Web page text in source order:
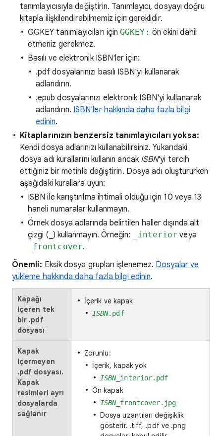
tanımlayıcısıyla değiştirin. Tanımlayıcı, dosyayı doğru
kitapla ilişkilendirebilmemiz için gereklidir.
GGKEY tanımlayıcıları içinGGKEY: ön ekini dahil
etmeniz gerekmez.
Basılı ve elektronik ISBN'ler için:
.pdf dosyalarınızı basılı ISBN'yi kullanarak
adlandırın.
.epub dosyalarınızı elektronik ISBN'yi kullanarak
adlandırın. ISBN'ler hakkında daha fazla bilgi
edinin.
Kitaplarınızın benzersiz tanımlayıcıları yoksa:
Kendi dosya adlarınızı kullanabilirsiniz. Yukarıdaki
dosya adı kurallarını kullanın ancak ISBN'yi tercih
ettiğiniz bir metinle değiştirin. Dosya adı oluştururken
aşağıdaki kurallara uyun:
ISBN ile karıştırılma ihtimali olduğu için 10 veya 13
haneli numaralar kullanmayın.
Örnek dosya adlarında belirtilen haller dışında alt
çizgi (_) kullanmayın. Örneğin:
_interior veya
_frontcover.
Önemli: Eksik dosya grupları işlenemez. Dosyalar ve
yükleme hakkında daha fazla bilgi edinin.
Kapağı
içeren tek
bir .pdf
dosyası
İçerik ve kapak
ISBN.pdf
Kapak
içermeyen
.pdf dosyası.
Kapak
resimleri ayrı
dosyalarda
sağlanır
Zorunlu:
İçerik, kapak yok
ISBN_interior.pdf
Ön kapak
ISBN_frontcover.jpg
Dosya uzantıları değişiklik
gösterir. .tiff, .pdf ve .png